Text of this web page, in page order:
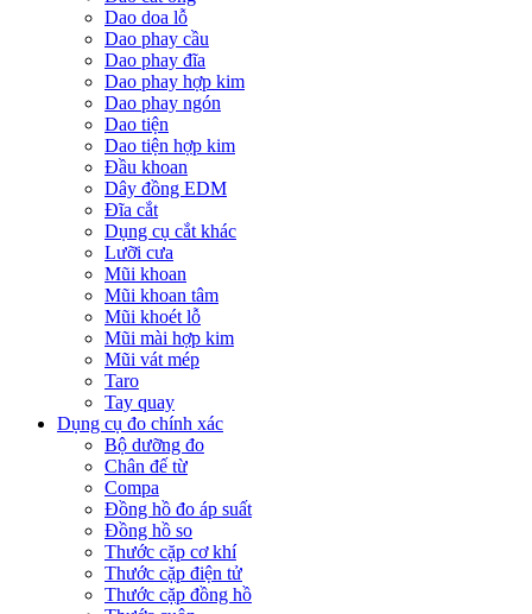
Dao doa lỗ
Dao phay cầu
Dao phay đĩa
Dao phay hợp kim
Dao phay ngón
Dao tiện
Dao tiện hợp kim
Đầu khoan
Dây đồng EDM
Đĩa cắt
Dụng cụ cắt khác
Lưỡi cưa
Mũi khoan
Mũi khoan tâm
Mũi khoét lỗ
Mũi mài hợp kim
Mũi vát mép
Taro
Tay quay
Dụng cụ đo chính xác
Bộ dưỡng đo
Chân đế từ
Compa
Đồng hồ đo áp suất
Đồng hồ so
Thước cặp cơ khí
Thước cặp điện tử
Thước cặp đồng hồ